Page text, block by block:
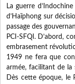
La guerre
d’Haïphong sur
passage des
PCI-SFQI. D’abord,
embrasement
1949 ne fera que
armée, facilitant de la
Dès cette époque, le